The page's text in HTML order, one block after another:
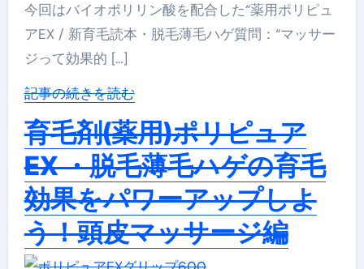
今回はバイオポリリン酸を配合した“薬用ポリピュ
アEX / 新育毛読本・脱毛薄毛ハゲ質問：“マッサー
ジって効果的 […]
記事の続きを読む
育毛剤(薬用)ポリピュア
EX ・脱毛薄毛ハゲの育毛
効果をパワーアップしよ
う！頭皮マッサージ編